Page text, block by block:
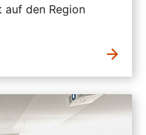
auf den Region